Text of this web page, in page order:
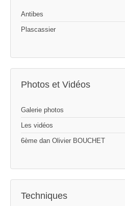
Antibes
Plascassier
Photos et Vidéos
Galerie photos
Les vidéos
6ème dan Olivier BOUCHET
Techniques